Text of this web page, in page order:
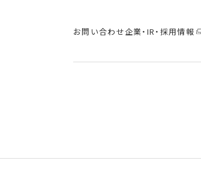
お問い合わせ企業・IR・採用情報